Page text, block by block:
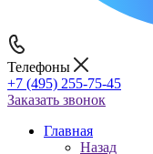
Телефоны
+7 (495) 255-75-45
Заказать звонок
Главная
Назад